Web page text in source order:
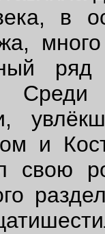
в
ряд
Среди
и
свою